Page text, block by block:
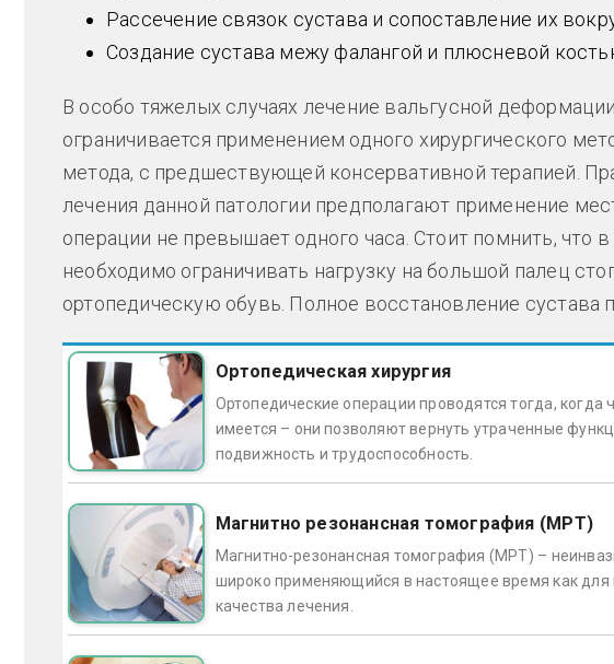
Рассечение связок сустава и сопоставление их
Создание сустава межу фалангой и плюсневой
В особо тяжелых случаях лечение вальгусной
ограничивается применением одного хирургического
метода, с предшествующей консервативной терапией.
лечения данной патологии предполагают применение
операции не превышает одного часа. Стоит помнить, что
необходимо ограничивать нагрузку на большой палец
ортопедическую обувь. Полное восстановление сустава
Ортопедическая хирургия
Ортопедические операции проводятся тогда,
имеется – они позволяют вернуть утраченные
подвижность и трудоспособность.
Магнитно резонансная томография (МРТ)
Магнитно-резонансная томография (МРТ) –
широко применяющийся в настоящее время как для
качества лечения.